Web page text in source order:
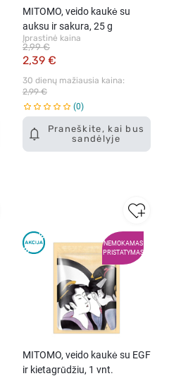
Praneškite, kai bus
sandėlyje
MITOMO, veido kaukė su
auksu ir sakura, 25 g
Įprastinė kaina
2,39 €
2,99 €
30 dienų mažiausia kaina:
2,99 €
0
NEMOKAMAS
PRISTATYMAS
MITOMO, veido kaukė su EGF
ir kietagrūdžiu, 1 vnt.